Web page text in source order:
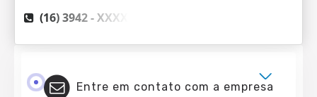
(16) 3942 -XXXX
Entre em contato com a empresa